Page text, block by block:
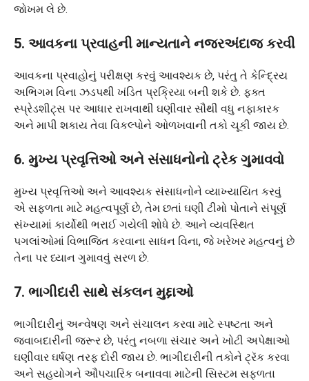
જોખમ લે છે.
5. આવકના પ્રવાહની માન્યતાને નજરઅંદાજ કરવી
આવકના પ્રવાહોનું પરીક્ષણ કરવું આવશ્યક છે, પરંતુ તે કેન્દ્રિય
અભિગમ વિના ઝડપથી ખંડિત પ્રક્રિયા બની શકે છે. ફક્ત
સ્પ્રેડશીટ્સ પર આધાર રાખવાથી ઘણીવાર સૌથી વધુ નફાકારક
અને માપી શકાય તેવા વિકલ્પોને ઓળખવાની તકો ચૂકી જાય છે.
6. મુખ્ય પ્રવૃત્તિઓ અને સંસાધનોનો ટ્રેક ગુમાવવો
મુખ્ય પ્રવૃત્તિઓ અને આવશ્યક સંસાધનોને વ્યાખ્યાયિત કરવું
એ સફળતા માટે મહત્વપૂર્ણ છે, તેમ છતાં ઘણી ટીમો પોતાને સંપૂર્ણ
સંખ્યામાં કાર્યોથી ભરાઈ ગયેલી શોધે છે. આને વ્યવસ્થિત
પગલાંઓમાં વિભાજિત કરવાના સાધન વિના, જે ખરેખર મહત્વનું છે
તેના પર ધ્યાન ગુમાવવું સરળ છે.
7. ભાગીદારી સાથે સંકલન મુદ્દાઓ
ભાગીદારીનું અન્વેષણ અને સંચાલન કરવા માટે સ્પષ્ટતા અને
જવાબદારીની જરૂર છે, પરંતુ નબળા સંચાર અને ખોટી અપેક્ષાઓ
ઘણીવાર ઘર્ષણ તરફ દોરી જાય છે. ભાગીદારીની તકોને ટ્રૅક કરવા
અને સહયોગને ઔપચારિક બનાવવા માટેની સિસ્ટમ સફળતા